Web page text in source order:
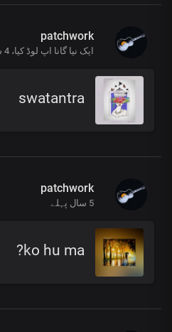
patchwork
ایک نیا گانا اپ لوڈ کیا، 4 سال پہلے
swatantra
patchwork
5 سال پہلے
ko hu ma?